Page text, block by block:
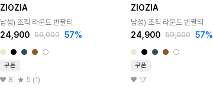
ZIOZIA
남성) 조직 라운드 반팔티
24,900 59,000 57%
쿠폰
8 5 (1)
ZIOZIA
남성) 조직 라운드 반팔티
24,900 59,000 57%
쿠폰
17